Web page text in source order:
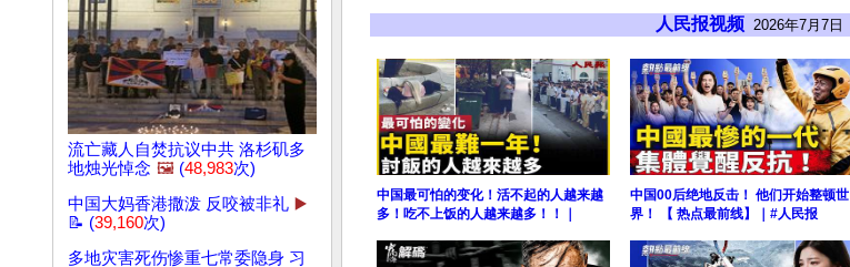
流亡藏人自焚抗议中共 洛杉矶多
地烛光悼念 🖼️ (48,983次)
中国大妈香港撒泼 反咬被非礼 ▶️
📝 (39,160次)
多地灾害死伤惨重七常委隐身 习
人民报视频 2026年7月7日
中国最可怕的变化！活不起的人越来越
多！吃不上饭的人越来越多！！｜
中国00后绝地反击！ 他们开始整顿世
界！ 【 热点最前线】｜#人民报